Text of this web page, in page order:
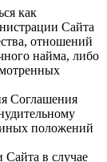
как
Сайта
отношений
найма, либо
Соглашения
иных положений
в случае